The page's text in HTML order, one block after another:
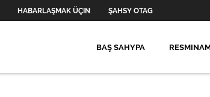
HABARLAŞMAK ÜÇIN ŞAHSY OTAG
BAŞ SAHYPA